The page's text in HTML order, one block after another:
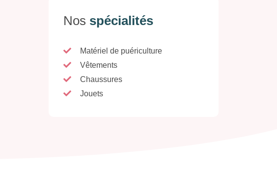
Nos spécialités
Matériel de puériculture
Vêtements
Chaussures
Jouets